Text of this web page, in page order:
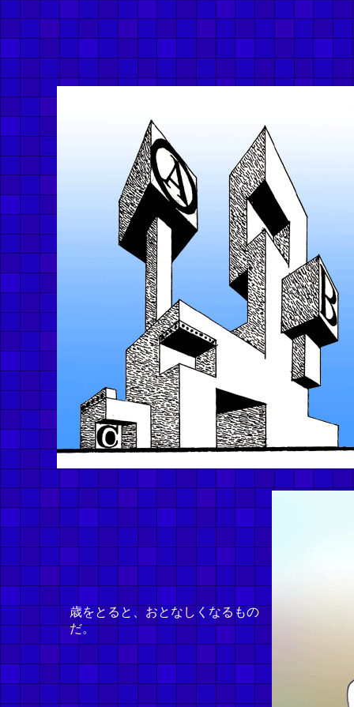
歳をとると、おとなしくなるもの
だ。